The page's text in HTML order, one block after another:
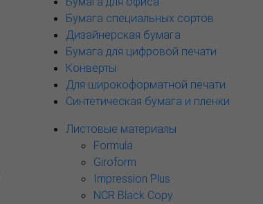
Бумага специальных сортов
Дизайнерская бумага
Бумага для цифровой печати
Конверты
Для широкоформатной печати
Синтетическая бумага и пленки
Листовые материалы
Formula
Giroform
Impression Plus
NCR Black Copy